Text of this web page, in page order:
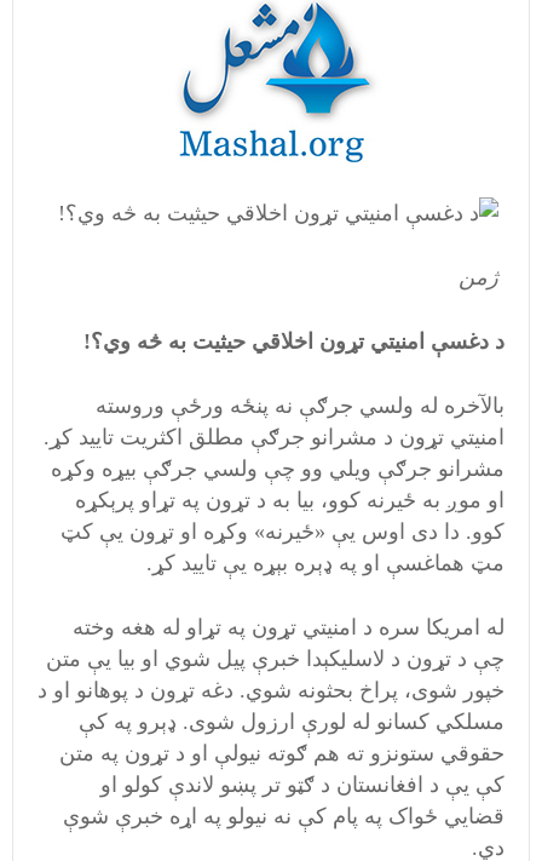
ژمن
د دغسې امنيتي تړون اخلاقي حيثيت به څه وي؟!
بالآخره له ولسي جرګې نه پنځه ورځې وروسته
امنيتي تړون د مشرانو جرګې مطلق اکثريت تاييد کړ.
مشرانو جرګې ويلي وو چې ولسي جرګې بيړه وکړه
او موږ به ځيرنه کوو، بيا به د تړون په تړاو پرېکړه
کوو. دا دی اوس يې «ځيرنه» وکړه او تړون يې کټ
مټ هماغسې او په ډېره بېړه یې تاييد کړ.
له امريکا سره د امنيتي تړون په تړاو له هغه وخته
چې د تړون د لاسليکېدا خبرې پيل شوي او بيا يې متن
خپور شوی، پراخ بحثونه شوي. دغه تړون د پوهانو او د
مسلکي کسانو له لورې ارزول شوی. ډېرو په کې
حقوقي ستونزو ته هم ګوته نيولې او د تړون په متن
کې يې د افغانستان د ګټو تر پښو لاندې کولو او
قضايي ځواک په پام کې نه نيولو په اړه خبرې شوې
دي.